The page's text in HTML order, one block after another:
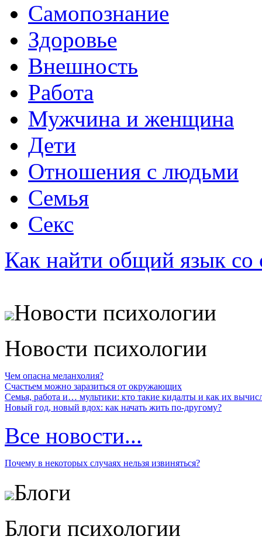
Самопознание
Здоровье
Внешность
Работа
Мужчина и женщина
Дети
Отношения с людьми
Семья
Секс
Как найти общий язык со
Новости психологии
Новости психологии
Чем опасна меланхолия?
Счастьем можно заразиться от окружающих
Семья, работа и… мультики: кто такие кидалты и как их
Новый год, новый вдох: как начать жить по-другому?
Все новости...
Почему в некоторых случаях нельзя извиняться?
Блоги
Блоги психологии